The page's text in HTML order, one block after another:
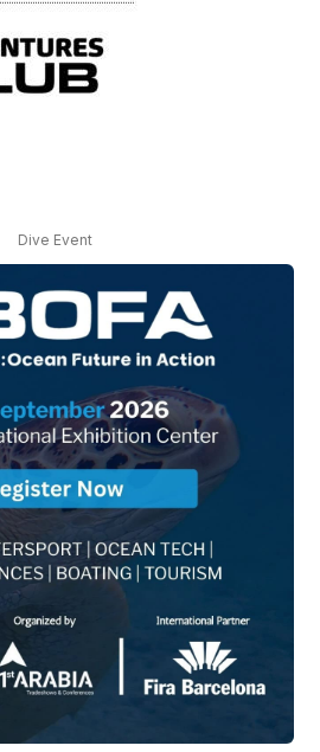
Dive Event